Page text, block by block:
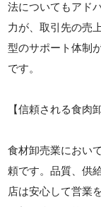
法についてもアド
力が、取引先の売
型のサポート体制
です。
【信頼される食肉
食材卸売業におい
頼です。品質、供
店は安心して営業